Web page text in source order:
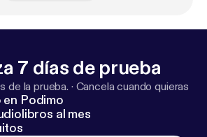
7 días de prueba
de la prueba. · Cancela cuando quieras
Podimo
al mes